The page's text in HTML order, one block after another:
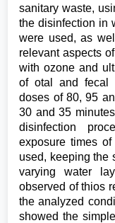
sanitary waste,
the disinfection in
were used, as
relevant aspects
with ozone and
of otal and fecal
doses of 80, 95
30 and 35
disinfection
exposure times
used, keeping the
varying water
observed of thios
the analyzed
showed the